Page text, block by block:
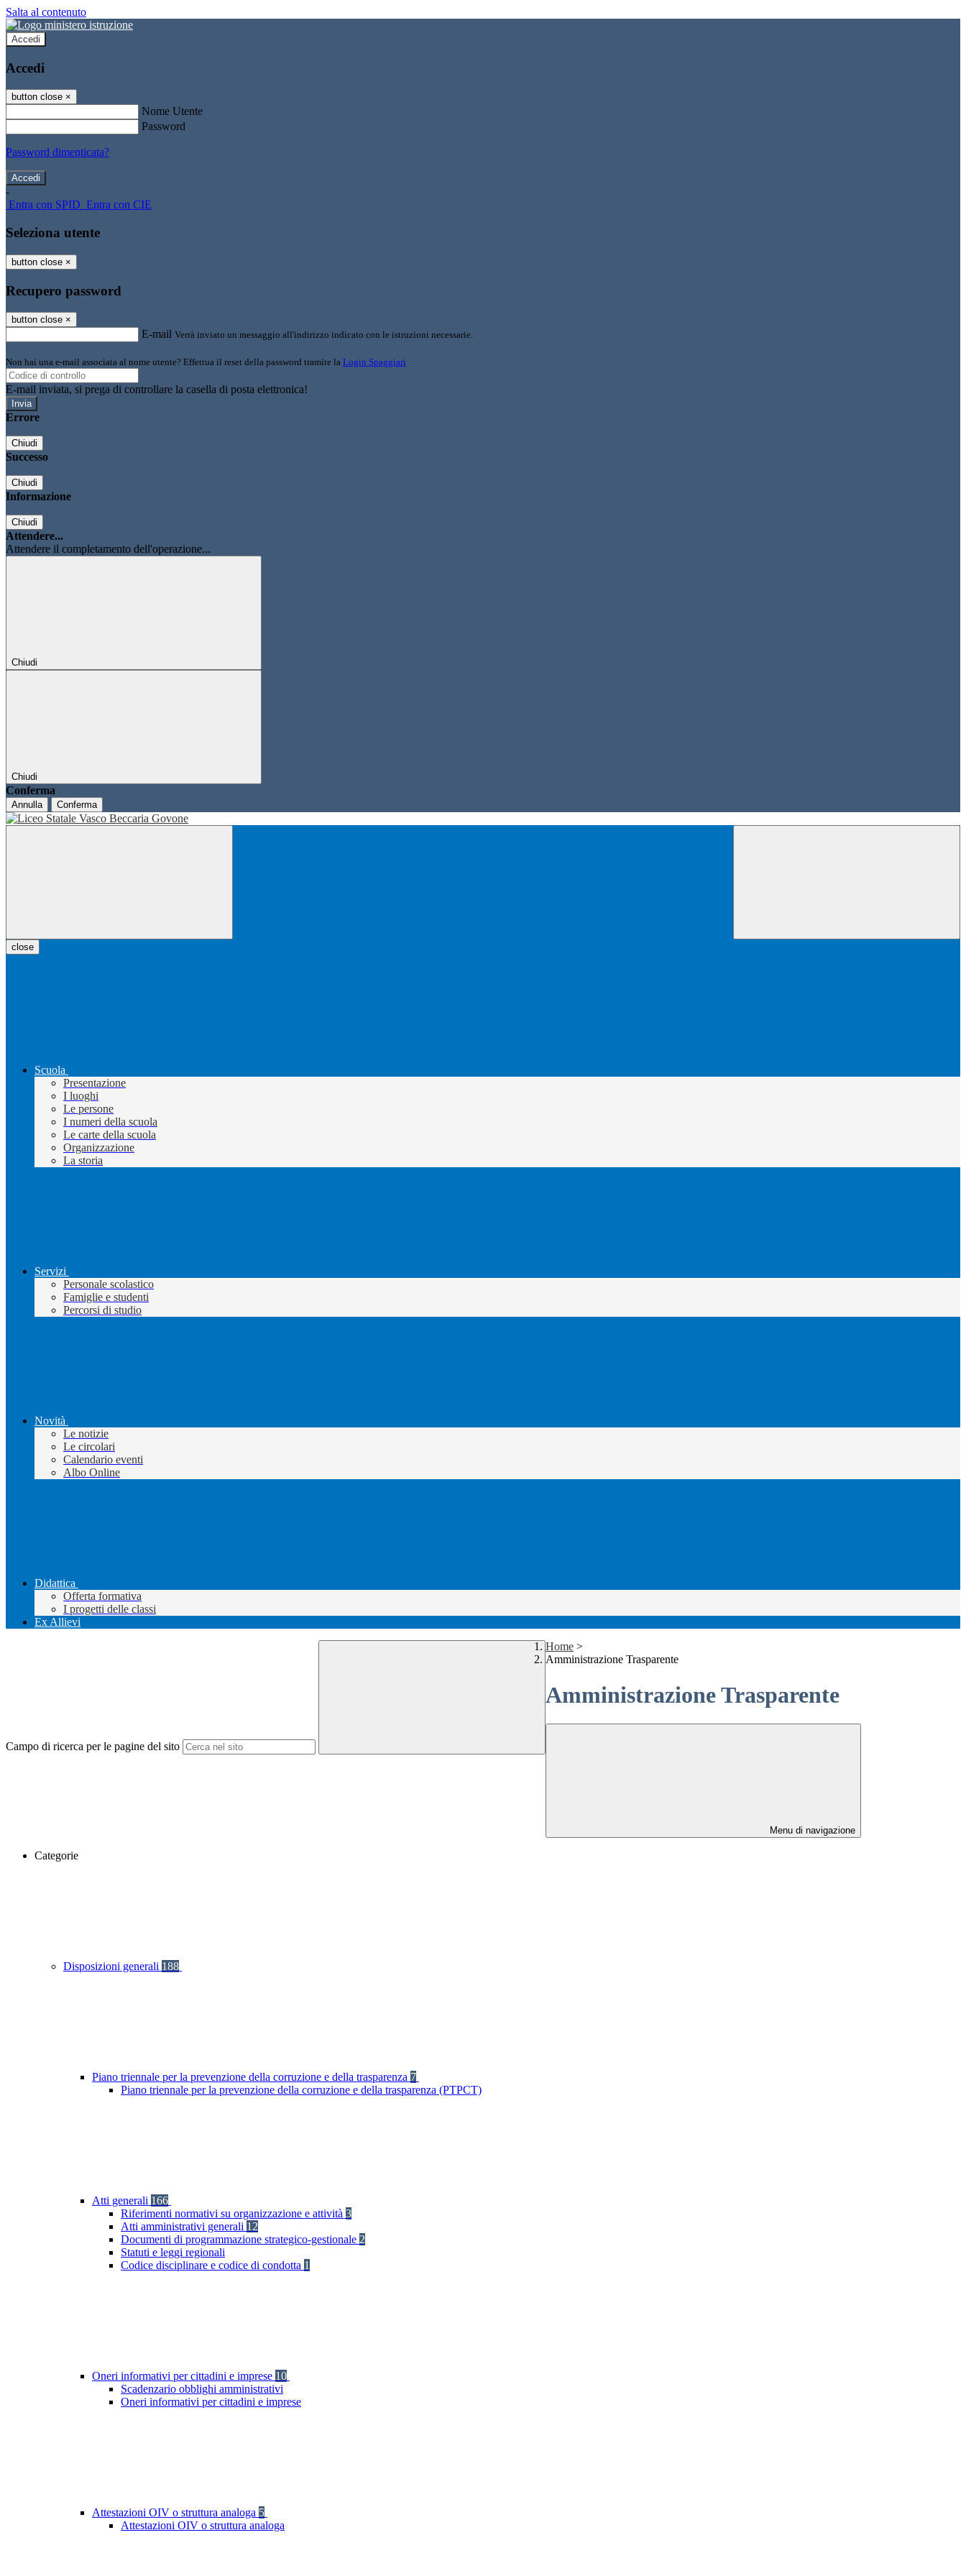
Salta al contenuto
Accedi
Accedi
button close ×
Nome Utente
Password
Password dimenticata?
-
Entra con SPID Entra con CIE
Seleziona utente
button close ×
Recupero password
button close ×
E-mail Verrà inviato un messaggio all'indirizzo indicato con le istruzioni necessarie.
Non hai una e-mail associata al nome utente? Effettua il reset della password tramite la Login Spaggiari
E-mail inviata, si prega di controllare la casella di posta elettronica!
Errore
Chiudi
Successo
Chiudi
Informazione
Chiudi
Attendere...
Attendere il completamento dell'operazione...
Chiudi
Chiudi
Conferma
Annulla Conferma
close
Scuola
Presentazione
I luoghi
Le persone
I numeri della scuola
Le carte della scuola
Organizzazione
La storia
Servizi
Personale scolastico
Famiglie e studenti
Percorsi di studio
Novità
Le notizie
Le circolari
Calendario eventi
Albo Online
Didattica
Offerta formativa
I progetti delle classi
Ex Allievi
Campo di ricerca per le pagine del sito
Home >
Amministrazione Trasparente
Amministrazione Trasparente
Menu di navigazione
Categorie
Disposizioni generali 188
Piano triennale per la prevenzione della corruzione e della trasparenza 7
Piano triennale per la prevenzione della corruzione e della trasparenza (PTPCT)
Atti generali 166
Riferimenti normativi su organizzazione e attività 3
Atti amministrativi generali 12
Documenti di programmazione strategico-gestionale 2
Statuti e leggi regionali
Codice disciplinare e codice di condotta 1
Oneri informativi per cittadini e imprese 10
Scadenzario obblighi amministrativi
Oneri informativi per cittadini e imprese
Attestazioni OIV o struttura analoga 5
Attestazioni OIV o struttura analoga